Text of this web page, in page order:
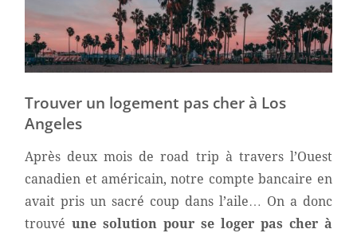
Trouver un logement pas cher à Los
Angeles
Après deux mois de road trip à travers l’Ouest
canadien et américain, notre compte bancaire en
avait pris un sacré coup dans l’aile… On a donc
trouvéune solution pour se loger pas cher à